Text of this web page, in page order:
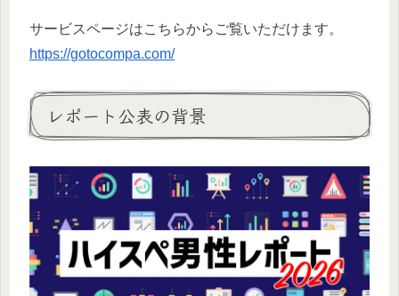
サービスページはこちらからご覧いただけます。
https://gotocompa.com/
レポート公表の背景